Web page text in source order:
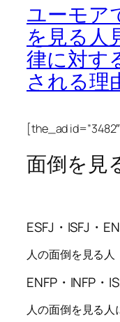
ユーモア
を見る人
律に対す
される理
[the_ad
面倒を見
ESFJ・ISFJ・
人の面倒を見る人
ENFP・INFP・
人の面倒を見る人